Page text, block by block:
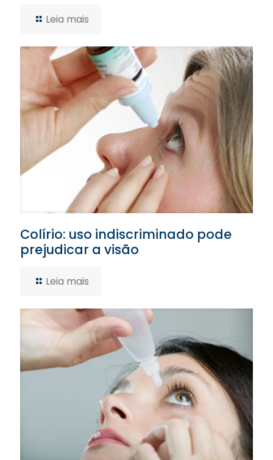
Leia mais
Colírio: uso indiscriminado pode
prejudicar a visão
Leia mais